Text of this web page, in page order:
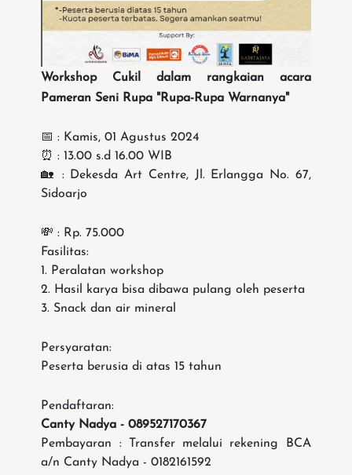
Workshop Cukil dalam rangkaian acara
Pameran Seni Rupa "Rupa-Rupa Warnanya"
📅 : Kamis, 01 Agustus 2024
⏰ : 13.00 s.d 16.00 WIB
🏡 : Dekesda Art Centre, Jl. Erlangga No. 67,
Sidoarjo
💸 : Rp. 75.000
Fasilitas:
1. Peralatan workshop
2. Hasil karya bisa dibawa pulang oleh peserta
3. Snack dan air mineral
Persyaratan:
Peserta berusia di atas 15 tahun
Pendaftaran:
Canty Nadya - 089527170367
Pembayaran : Transfer melalui rekening BCA
a/n Canty Nadya - 0182161592